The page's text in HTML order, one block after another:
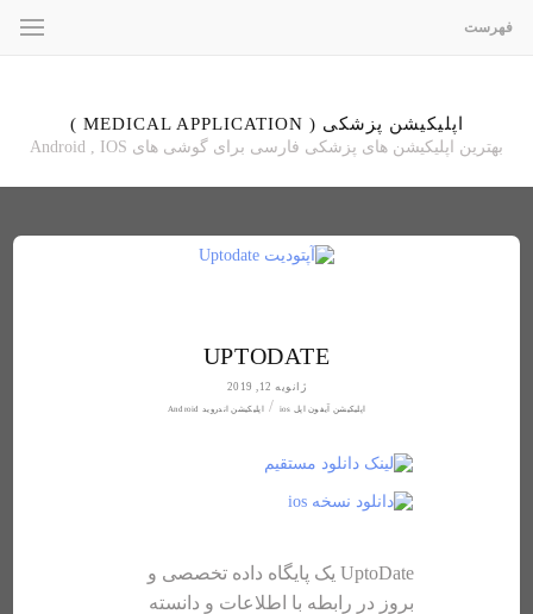
فهرست
اپلیکیشن پزشکی ( MEDICAL APPLICATION )
بهترین اپلیکیشن های پزشکی فارسی برای گوشی های Android , IOS
4
UPTODATE
ژانویه 12, 2019
اپلیکیشن آیفون اپل ios /اپلیکیشن اندروید Android
UptoDate یک پایگاه داده تخصصی و
بروز در رابطه با اطلاعات و دانسته